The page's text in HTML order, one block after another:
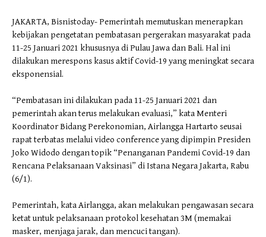
JAKARTA, Bisnistoday- Pemerintah memutuskan menerapkan
kebijakan pengetatan pembatasan pergerakan masyarakat pada
11-25 Januari 2021 khususnya di Pulau Jawa dan Bali. Hal ini
dilakukan merespons kasus aktif Covid-19 yang meningkat secara
eksponensial.
“Pembatasan ini dilakukan pada 11-25 Januari 2021 dan
pemerintah akan terus melakukan evaluasi,” kata Menteri
Koordinator Bidang Perekonomian, Airlangga Hartarto seusai
rapat terbatas melalui video conference yang dipimpin Presiden
Joko Widodo dengan topik “Penanganan Pandemi Covid-19 dan
Rencana Pelaksanaan Vaksinasi” di Istana Negara Jakarta, Rabu
(6/1).
Pemerintah, kata Airlangga, akan melakukan pengawasan secara
ketat untuk pelaksanaan protokol kesehatan 3M (memakai
masker, menjaga jarak, dan mencuci tangan).